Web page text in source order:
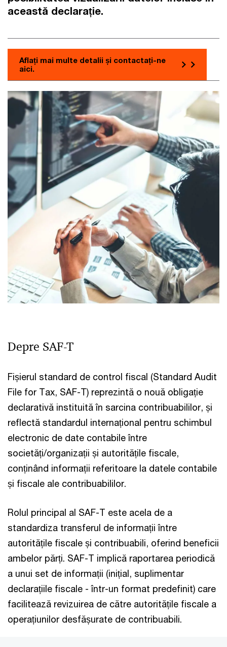
această declarație.
Aflați mai multe detalii și contactați-ne
aici.
Depre SAF-T
Fișierul standard de control fiscal (Standard Audit
File for Tax, SAF-T) reprezintă o nouă obligație
declarativă instituită în sarcina contribuabililor, și
reflectă standardul internațional pentru schimbul
electronic de date contabile între
societăți/organizații și autoritățile fiscale,
conținând informații referitoare la datele contabile
și fiscale ale contribuabililor.
Rolul principal al SAF-T este acela de a
standardiza transferul de informații între
autoritățile fiscale și contribuabili, oferind beneficii
ambelor părți. SAF-T implică raportarea periodică
a unui set de informații (inițial, suplimentar
declarațiile fiscale - într-un format predefinit) care
facilitează revizuirea de către autoritățile fiscale a
operațiunilor desfășurate de contribuabili.